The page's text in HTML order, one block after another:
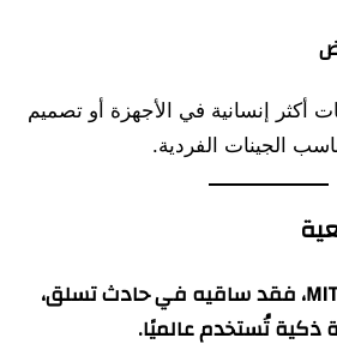
أكثر إنسانية في الأجهزة أو تصميم
الجينات الفردية.
• د. هيو هير – أستاذ MIT، فقد ساقيه في حادث تسلق،
ذكية تُستخدم عالميًا.